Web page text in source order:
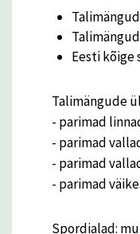
Eesti kõige
Talimängude
- parimad
- parimad
- parimad
- parimad
Spordialad: